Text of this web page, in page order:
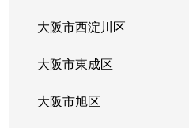
大阪市西淀川区
大阪市東成区
大阪市旭区